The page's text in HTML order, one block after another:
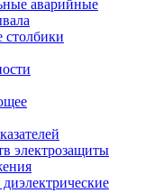
аварийные
столбики
электрозащиты